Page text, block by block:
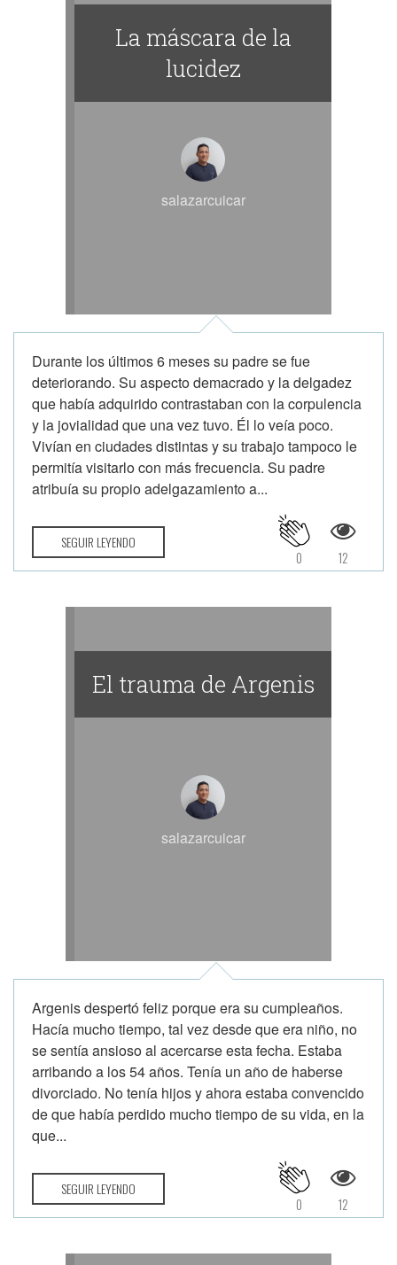
La máscara de la
lucidez
salazarcuicar
Durante los últimos 6 meses su padre se fue
deteriorando. Su aspecto demacrado y la delgadez
que había adquirido contrastaban con la corpulencia
y la jovialidad que una vez tuvo. Él lo veía poco.
Vivían en ciudades distintas y su trabajo tampoco le
permitía visitarlo con más frecuencia. Su padre
atribuía su propio adelgazamiento a...
SEGUIR LEYENDO
12
0
El trauma de Argenis
salazarcuicar
Argenis despertó feliz porque era su cumpleaños.
Hacía mucho tiempo, tal vez desde que era niño, no
se sentía ansioso al acercarse esta fecha. Estaba
arribando a los 54 años. Tenía un año de haberse
divorciado. No tenía hijos y ahora estaba convencido
de que había perdido mucho tiempo de su vida, en la
que...
SEGUIR LEYENDO
12
0